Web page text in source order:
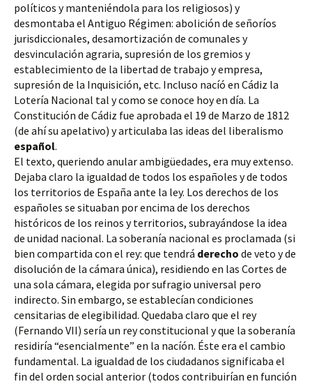
políticos y manteniéndola para los religiosos) y
desmontaba el Antiguo Régimen: abolición de señoríos
jurisdiccionales, desamortización de comunales y
desvinculación agraria, supresión de los gremios y
establecimiento de la libertad de trabajo y empresa,
supresión de la Inquisición, etc. Incluso nacíó en Cádiz la
Lotería Nacional tal y como se conoce hoy en día. La
Constitución de Cádiz fue aprobada el 19 de Marzo de 1812
español.
El texto, queriendo anular ambigüedades, era muy extenso.
Dejaba claro la igualdad de todos los españoles y de todos
los territorios de España ante la ley. Los derechos de los
españoles se situaban por encima de los derechos
históricos de los reinos y territorios, subrayándose la idea
de unidad nacional. La soberanía nacional es proclamada (si
bien compartida con el rey: que tendrá derecho de veto y de
disolución de la cámara única), residiendo en las Cortes de
una sola cámara, elegida por sufragio universal pero
indirecto. Sin embargo, se establecían condiciones
censitarias de elegibilidad. Quedaba claro que el rey
(Fernando VII) sería un rey constitucional y que la soberanía
residiría “esencialmente” en la nacíón. Éste era el cambio
fundamental. La igualdad de los ciudadanos significaba el
fin del orden social anterior (todos contribuirían en función